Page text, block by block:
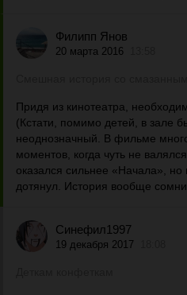
Филипп Янов
20 марта 2016
Придя из кинотеатра,
(Кстати, помимо детей, в зале
неоднозначный. В фильме
моментов, когда чуть не
оказался сильнее «Начала»,
дотянул. История вообще
Синефил1997
19 декабря 2017